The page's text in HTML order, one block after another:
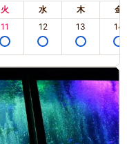
火 水 木 金
11 12 13 14